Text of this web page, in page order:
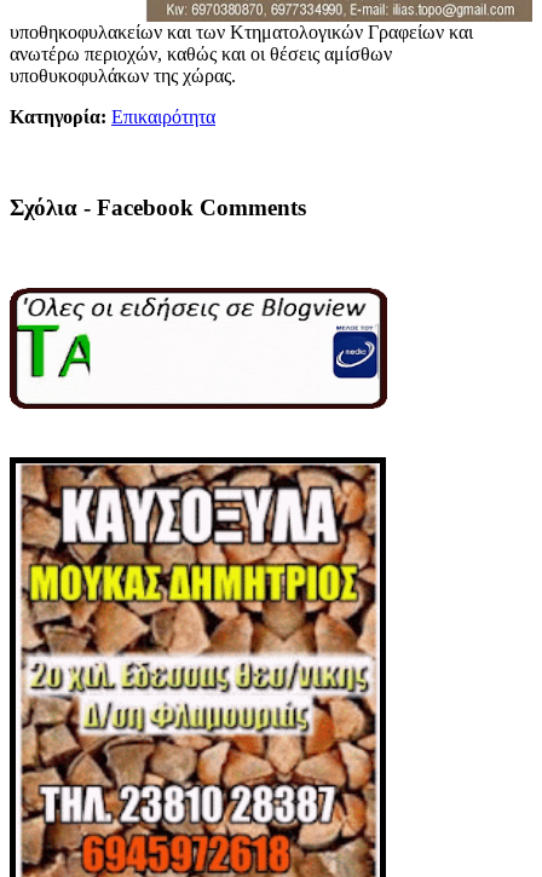
υποθηκοφυλακείων και των Κτηματολογικών Γραφείων και
ανωτέρω περιοχών, καθώς και οι θέσεις αμίσθων
υποθυκοφυλάκων της χώρας.
Κατηγορία: Επικαιρότητα
Σχόλια - Facebook Comments